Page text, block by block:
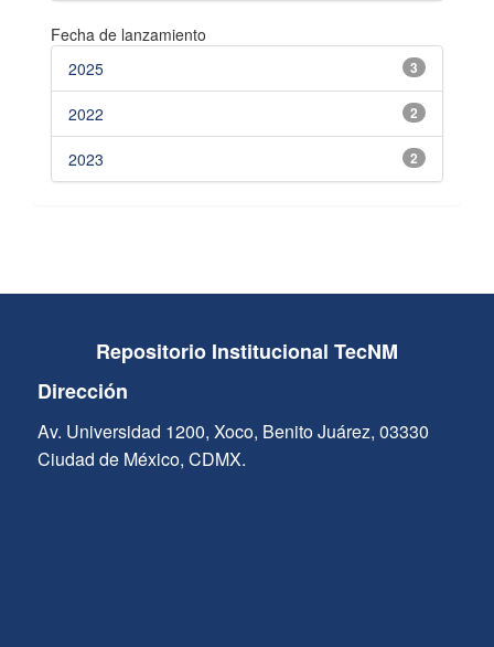
Fecha de lanzamiento
3
2025
2
2022
2
2023
Repositorio Institucional TecNM
Dirección
Av. Universidad 1200, Xoco, Benito Juárez, 03330
Ciudad de México, CDMX.